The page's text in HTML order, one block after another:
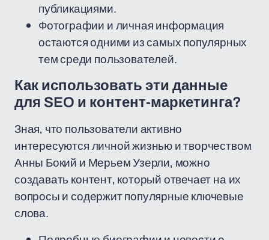
публикациями.
Фотографии и личная информация
остаются одними из самых популярных
тем среди пользователей.
Как использовать эти данные
для SEO и контент-маркетинга?
Зная, что пользователи активно
интересуются личной жизнью и творчеством
Анны Бокий и Мерьем Узерли, можно
создавать контент, который отвечает на их
вопросы и содержит популярные ключевые
слова.